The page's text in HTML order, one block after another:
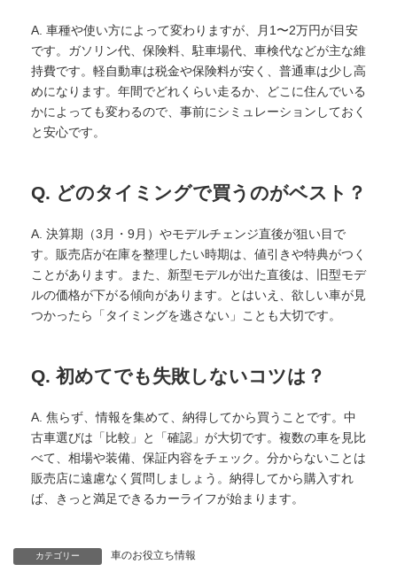
A. 車種や使い方によって変わりますが、月1〜2万円が目安
です。ガソリン代、保険料、駐車場代、車検代などが主な維
持費です。軽自動車は税金や保険料が安く、普通車は少し高
めになります。年間でどれくらい走るか、どこに住んでいる
かによっても変わるので、事前にシミュレーションしておく
と安心です。
Q. どのタイミングで買うのがベスト？
A. 決算期（3月・9月）やモデルチェンジ直後が狙い目で
す。販売店が在庫を整理したい時期は、値引きや特典がつく
ことがあります。また、新型モデルが出た直後は、旧型モデ
ルの価格が下がる傾向があります。とはいえ、欲しい車が見
つかったら「タイミングを逃さない」ことも大切です。
Q. 初めてでも失敗しないコツは？
A. 焦らず、情報を集めて、納得してから買うことです。中
古車選びは「比較」と「確認」が大切です。複数の車を見比
べて、相場や装備、保証内容をチェック。分からないことは
販売店に遠慮なく質問しましょう。納得してから購入すれ
ば、きっと満足できるカーライフが始まります。
カテゴリー 車のお役立ち情報